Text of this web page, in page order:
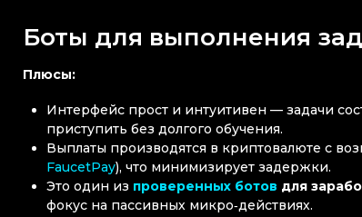
Боты для выполнения
Плюсы:
Интерфейс прост и интуитивен — задачи
приступить без долгого обучения.
Выплаты производятся в криптовалюте с
FaucetPay), что минимизирует задержки.
Это один из проверенных ботов для
фокус на пассивных микро‑действиях.